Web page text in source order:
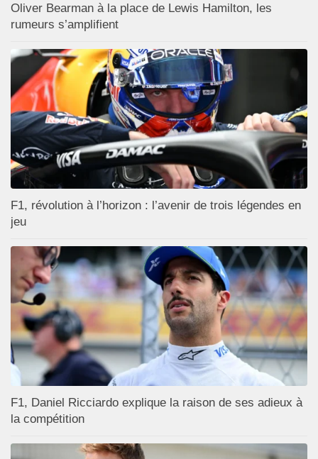
Oliver Bearman à la place de Lewis Hamilton, les
rumeurs s’amplifient
F1, révolution à l’horizon : l’avenir de trois légendes en
jeu
F1, Daniel Ricciardo explique la raison de ses adieux à
la compétition